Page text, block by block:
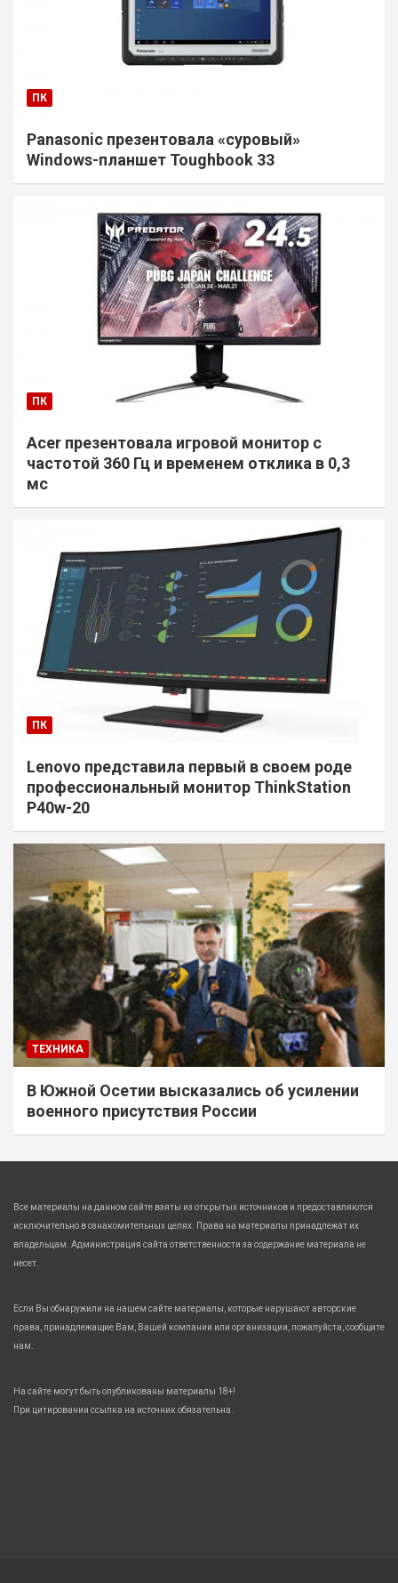
ПК
Panasonic презентовала «суровый»
Windows-планшет Toughbook 33
ПК
Acer презентовала игровой монитор с
частотой 360 Гц и временем отклика в 0,3
мс
ПК
Lenovo представила первый в своем роде
профессиональный монитор ThinkStation
P40w-20
ТЕХНИКА
В Южной Осетии высказались об усилении
военного присутствия России
Все материалы на данном сайте взяты из открытых источников и предоставляются
исключительно в ознакомительных целях. Права на материалы принадлежат их
владельцам. Администрация сайта ответственности за содержание материала не
несет.
Если Вы обнаружили на нашем сайте материалы, которые нарушают авторские
права, принадлежащие Вам, Вашей компании или организации, пожалуйста, сообщите
нам.
На сайте могут быть опубликованы материалы 18+!
При цитировании ссылка на источник обязательна.